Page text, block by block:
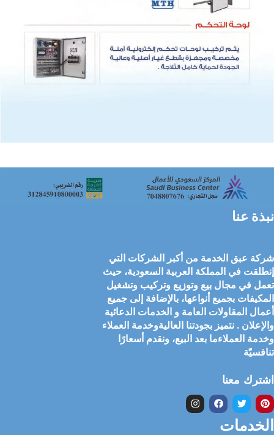
نبذة عنا
شركة عبق الخدمة من أكبر الشركات التي
إنطلقت في المملكة العربية السعودية، حيث
تعمل في مجال بيع وتوزيع وتركيب وتشغيل
المكيفات بجميع أنواعها، بالإضافة إلى جميع
أعمال المقاولات العامة و الخدمات الدعائية
والإعلان . نتميز بجودتنا العاليةوخدمة العملاء
وخدمة العملاءما بعد البيع، ونقدم أسعارًا
تنافسيّة
اشترك معنا
الخدمات